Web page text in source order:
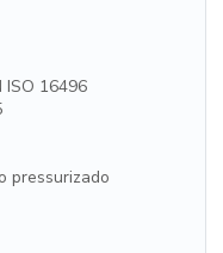
ISO 16496
pressurizado